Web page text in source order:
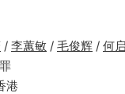
/ 李蕙敏 / 毛俊辉 / 何
港